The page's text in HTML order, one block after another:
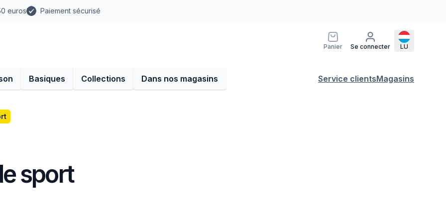
euros Paiement sécurisé
Panier Se connecter LU
Basiques Collections Dans nos magasins Service clientsMagasins
sport